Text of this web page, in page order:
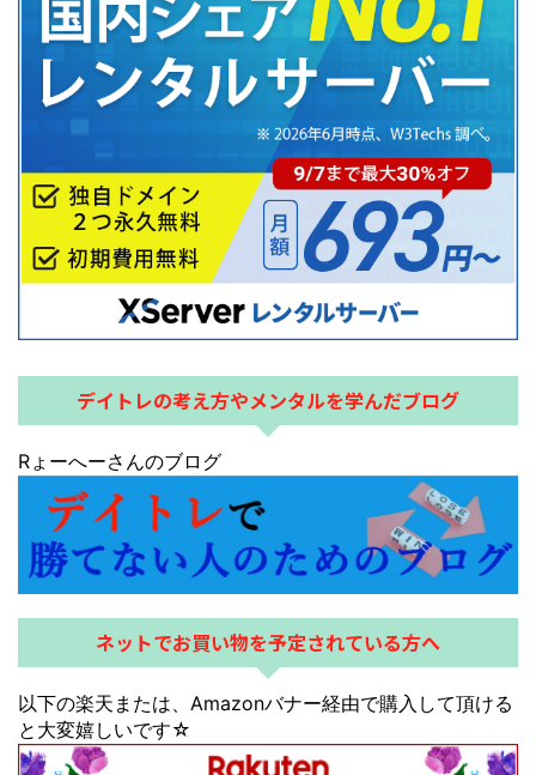
デイトレの考え方やメンタルを学んだブログ
Rょーへーさんのブログ
ネットでお買い物を予定されている方へ
以下の楽天または、Amazonバナー経由で購入して頂ける
と大変嬉しいです☆